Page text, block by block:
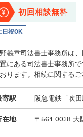
初回相談無料
日祝OK
義章司法書士事務所は
にある司法書士事務所
ります。相続に関するご
寄駅 阪急電鉄「吹
在地 〒564-0038 大